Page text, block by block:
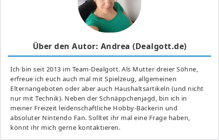
Über den Autor: Andrea (Dealgott.de)
Ich bin seit 2013 im Team-Dealgott. Als Mutter dreier Söhne,
erfreue ich euch auch mal mit Spielzeug, allgemeinen
Elternangeboten oder aber auch Haushaltsartikeln (und nicht
nur mit Technik). Neben der Schnäppchenjagd, bin ich in
meiner Freizeit leidenschaftliche Hobby-Bäckerin und
absoluter Nintendo Fan. Solltet ihr mal eine Frage haben,
könnt ihr mich gerne kontaktieren.